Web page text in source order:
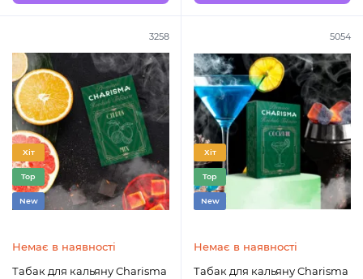
3258
Хіт
Top
New
Немає в наявності
Табак для кальяну Charisma
5054
Хіт
Top
New
Немає в наявності
Табак для кальяну Charisma